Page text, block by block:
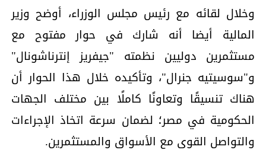
وخلال لقائه مع رئيس مجلس الوزراء، أوضح وزير
المالية أيضا أنه شارك في حوار مفتوح مع
مستثمرين دوليين نظمته "جيفريز إنترناشونال"
و"سوسيتيه جنرال"، وتأكيده خلال هذا الحوار أن
هناك تنسيقًا وتعاونًا كاملًا بين مختلف الجهات
الحكومية في مصر؛ لضمان سرعة اتخاذ الإجراءات
والتواصل القوى مع الأسواق والمستثمرين.